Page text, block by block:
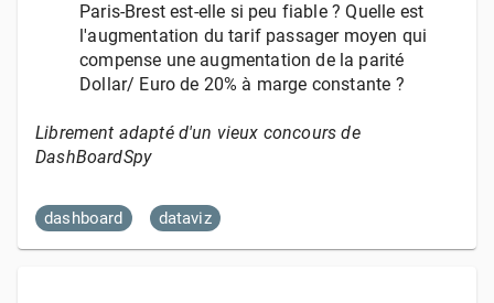
Paris-Brest est-elle si peu fiable ? Quelle est
l'augmentation du tarif passager moyen qui
compense une augmentation de la parité
Dollar/ Euro de 20% à marge constante ?
Librement adapté d'un vieux concours de
DashBoardSpy
dashboard dataviz